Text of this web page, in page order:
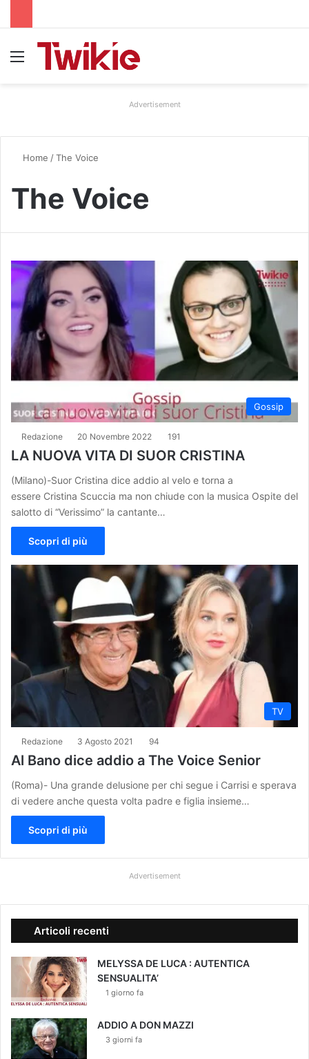
Advertisement
Home /The Voice
The Voice
Gossip
Redazione 20 Novembre 2022 191
LA NUOVA VITA DI SUOR CRISTINA
(Milano)-Suor Cristina dice addio al velo e torna a
essere Cristina Scuccia ma non chiude con la musica Ospite del
salotto di “Verissimo” la cantante…
Scopri di più
TV
Redazione 3 Agosto 2021 94
Al Bano dice addio a The Voice Senior
(Roma)- Una grande delusione per chi segue i Carrisi e sperava
di vedere anche questa volta padre e figlia insieme…
Scopri di più
Advertisement
Articoli recenti
MELYSSA DE LUCA : AUTENTICA
SENSUALITA’
1 giorno fa
ADDIO A DON MAZZI
3 giorni fa